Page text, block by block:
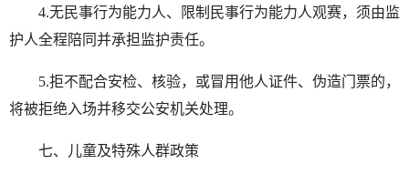
4.无民事行为能力人、限制民事行为能力人观赛，须由监
护人全程陪同并承担监护责任。
5.拒不配合安检、核验，或冒用他人证件、伪造门票的，
将被拒绝入场并移交公安机关处理。
七、儿童及特殊人群政策